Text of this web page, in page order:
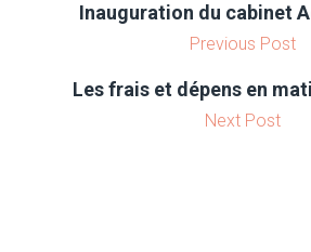
Inauguration du cabinet
Previous Post
Les frais et dépens en
Next Post